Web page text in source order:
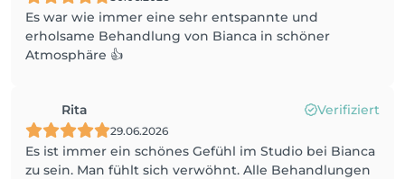
Es war wie immer eine sehr entspannte und
erholsame Behandlung von Bianca in schöner
Atmosphäre 👍
Rita Verifiziert
29.06.2026
Es ist immer ein schönes Gefühl im Studio bei Bianca
zu sein. Man fühlt sich verwöhnt. Alle Behandlungen